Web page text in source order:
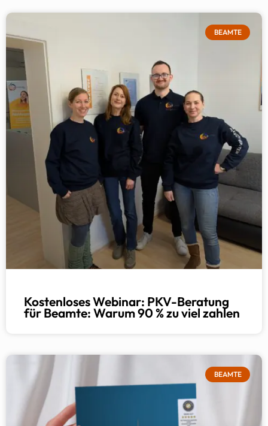
BEAMTE
Kostenloses Webinar: PKV-Beratung
für Beamte: Warum 90 % zu viel zahlen
BEAMTE